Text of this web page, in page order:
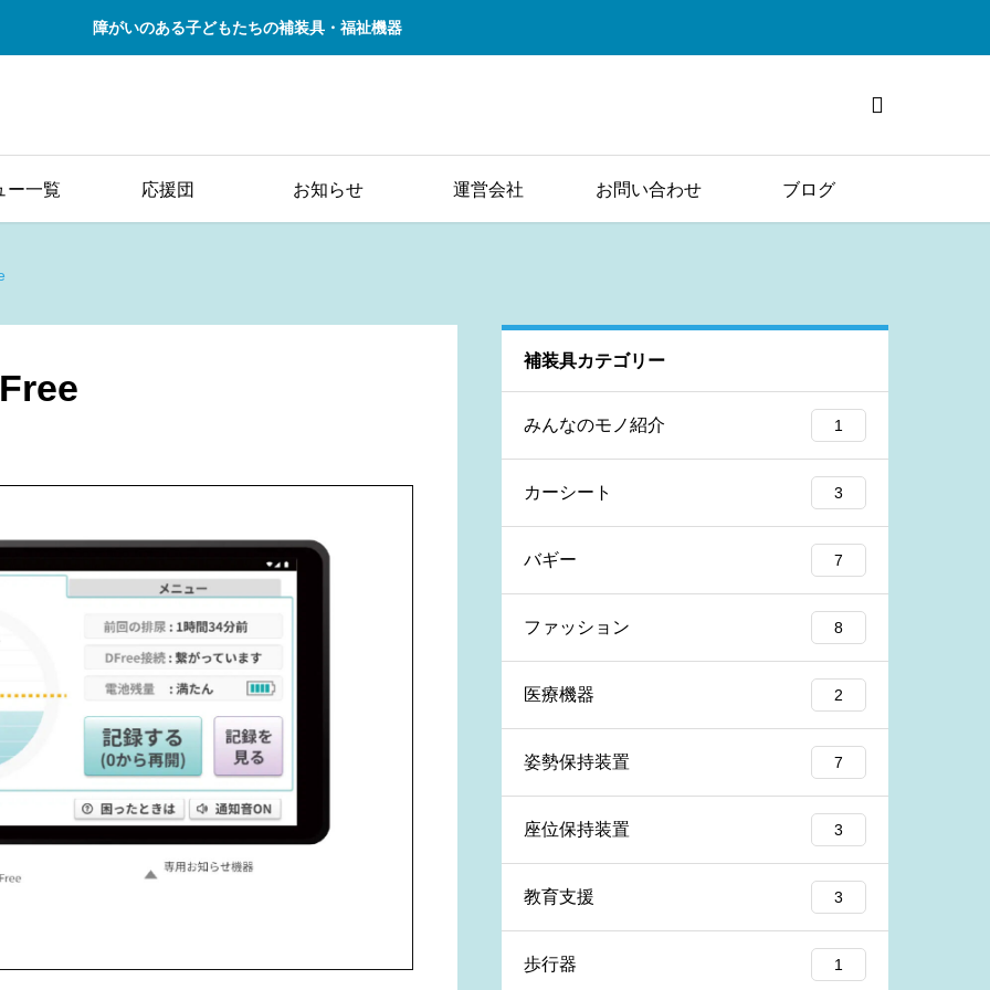
障がいのある子どもたちの補装具・福祉機器

ー一覧 応援団 お知らせ 運営会社 お問い合わせ ブログ
補装具カテゴリー
みんなのモノ紹介 1
カーシート 3
バギー 7
ファッション 8
医療機器 2
姿勢保持装置 7
座位保持装置 3
教育支援 3
歩行器 1